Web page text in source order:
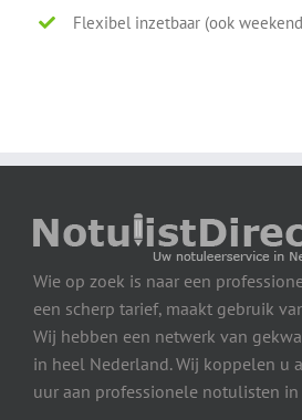
Flexibel inzetbaar (ook
Wie op zoek is naar een
een scherp tarief, maakt gebruik
Wij hebben een netwerk van
in heel Nederland. Wij koppelen u
uur aan professionele notulisten